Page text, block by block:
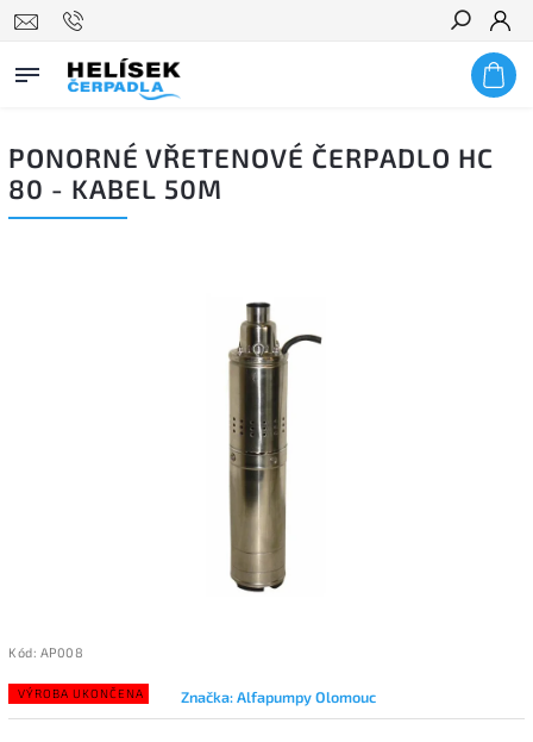
Hledat
PONORNÉ VŘETENOVÉ ČERPADLO HC
80 - KABEL 50M
Kód: AP008
VÝROBA UKONČENA Značka:Alfapumpy Olomouc